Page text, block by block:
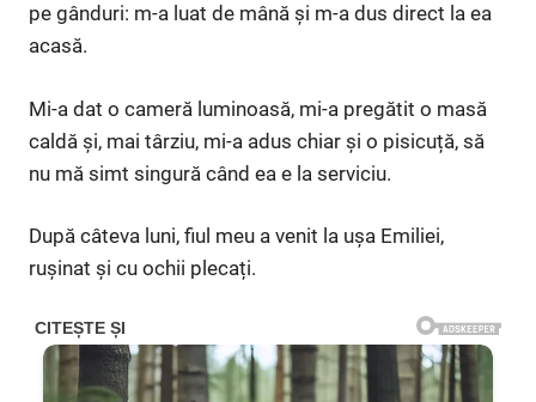
pe gânduri: m-a luat de mână și m-a dus direct la ea
acasă.
Mi-a dat o cameră luminoasă, mi-a pregătit o masă
caldă și, mai târziu, mi-a adus chiar și o pisicuță, să
nu mă simt singură când ea e la serviciu.
După câteva luni, fiul meu a venit la ușa Emiliei,
rușinat și cu ochii plecați.